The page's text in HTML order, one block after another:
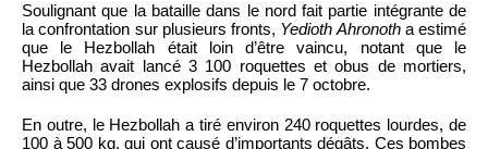
Soulignant que la bataille dans le nord fait partie intégrante de
la confrontation sur plusieurs fronts, Yedioth Ahronotha estimé
que le Hezbollah était loin d’être vaincu, notant que le
Hezbollah avait lancé 3 100 roquettes et obus de mortiers,
ainsi que 33 drones explosifs depuis le 7 octobre.
En outre, le Hezbollah a tiré environ 240 roquettes lourdes, de
100 à 500 kg, qui ont causé d’importants dégâts. Ces bombes